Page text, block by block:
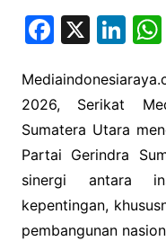
F
c
e
b
o
o
k
X Li
k
dI
n
2026, Serikat
Sumatera Utara
Partai Gerindra
sinergi antara
kepentingan,
pembangunan